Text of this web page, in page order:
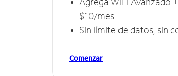
$10/mes
Sin límite de datos, sin
Comenzar